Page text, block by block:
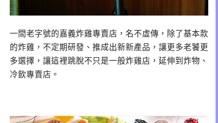
一間老字號的嘉義炸雞專賣店，名不虛傳，除了基本款
的炸雞，不定期研發、推成出新新產品，讓更多老饕更
多選擇，讓這裡跳脫不只是一般炸雞店，延伸到炸物、
冷飲專賣店。